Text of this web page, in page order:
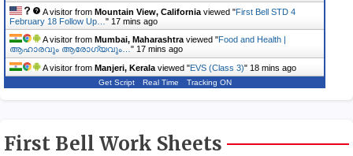
A visitor from Mountain View, California viewed "First Bell STD 4
February 18 Follow Up… " 17 mins ago
A visitor from Mumbai, Maharashtra viewed "Food and Health |
ആഹാരവും ആരോഗ്യവും… " 18 mins ago
A visitor from Manjeri, Kerala viewed "EVS (Class 3)" 18 mins ago
Get Script Real Time Tracking ON
First Bell Work Sheets